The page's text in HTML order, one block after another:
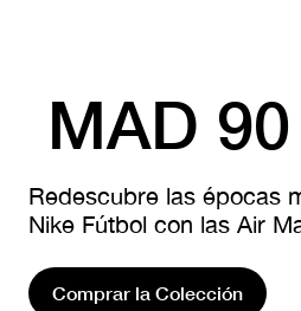
MAD
Redescubre las épocas
Nike Fútbol con las Air
Comprar la Colección